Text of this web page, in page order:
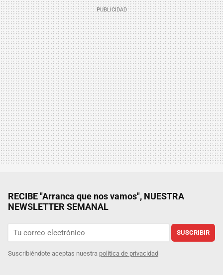
RECIBE "Arranca que nos vamos", NUESTRA
NEWSLETTER SEMANAL
SUSCRIBIR
Suscribiéndote aceptas nuestra política de privacidad